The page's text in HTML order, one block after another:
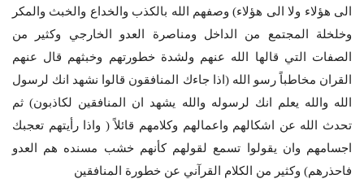
الى هؤلاء ولا الى هؤلاء) وصفهم الله بالكذب والخداع والخبث والمكر
وخلخلة المجتمع من الداخل ومناصرة العدو الخارجي وكثير من
الصفات التي قالها الله عنهم ولشدة خطورتهم وخبثهم قال عنهم
القران مخاطباً رسو الله (اذا جاءك المنافقون قالوا نشهد انك لرسول
الله والله يعلم انك لرسوله والله يشهد ان المنافقين لكاذبون) ثم
تحدث الله عن اشكالهم واعمالهم وكلامهم قائلاً ( واذا رأيتهم تعجبك
اجسامهم وان يقولوا تسمع لقولهم كأنهم خشب مسنده هم العدو
فاحذرهم) وكثير من الكلام القرآني عن خطورة المنافقين